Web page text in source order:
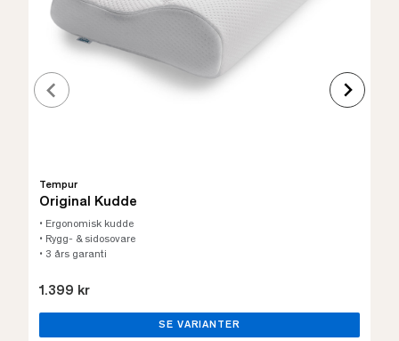
Tempur
Original Kudde
• Ergonomisk kudde
• Rygg- & sidosovare
• 3 års garanti
1.399 kr
SE VARIANTER